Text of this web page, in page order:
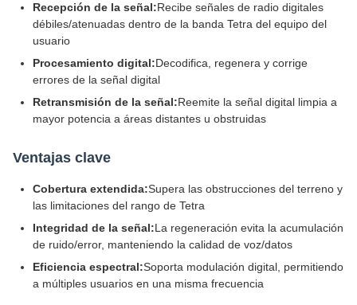
Recepción de la señal:Recibe señales de radio digitales
débiles/atenuadas dentro de la banda Tetra del equipo del
usuario
Procesamiento digital:Decodifica, regenera y corrige
errores de la señal digital
Retransmisión de la señal:Reemite la señal digital limpia a
mayor potencia a áreas distantes u obstruidas
Ventajas clave
Cobertura extendida:Supera las obstrucciones del terreno y
las limitaciones del rango de Tetra
Integridad de la señal:La regeneración evita la acumulación
de ruido/error, manteniendo la calidad de voz/datos
Eficiencia espectral:Soporta modulación digital, permitiendo
a múltiples usuarios en una misma frecuencia